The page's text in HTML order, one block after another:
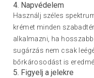
4. Napvédelem
Használj széles
krémet minden
alkalmazni, ha
sugárzás nem csak
bőrkárosodást is
5. Figyelj a jelekre